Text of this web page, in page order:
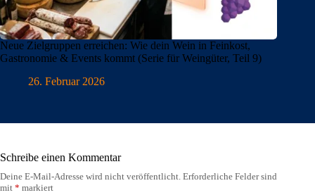
Neue Zielgruppen erreichen: Wie dein Wein in Feinkost,
Gastronomie & Events kommt (Serie für Weingüter, Teil 9)
26. Februar 2026
Schreibe einen Kommentar
Deine E-Mail-Adresse wird nicht veröffentlicht. Erforderliche Felder sind
mit * markiert